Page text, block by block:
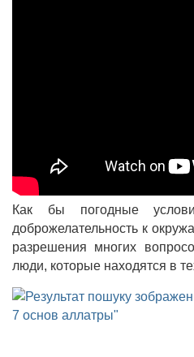
Как бы погодные
доброжелательность к
разрешения многих
люди, которые находятся в